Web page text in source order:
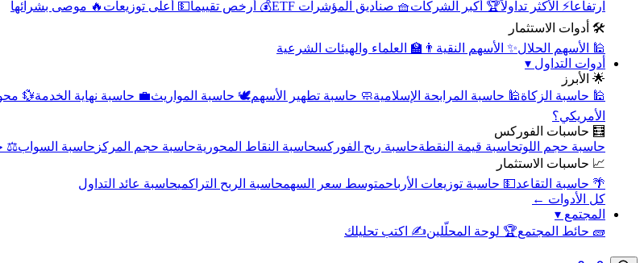
ارتفاعاً⚡ الأكثر تداولاً🏆 أكبر الشركات🧺 صناديق المؤشرات ETF 💰 أرخص تقييماً💵 أعلى توزيعات 🔥 موصى بشرائها
🛠️ أدوات الاستثمار
🕌 الأسهم الحلال✨ الأسهم النقية 👨‍🏫 العلماء والهيئات الشرعية
أدوات التداول ▾
🌟 الأبرز
🕌 حاسبة الزكاة🕌 حاسبة المرابحة الإسلامية🧼 حاسبة تطهير الأسهم🕊️ حاسبة المواريث💼 حاسبة نهاية الخدمة💱
الأمريكي؟
🧮 حاسبات الفوركس
حاسبة حجم اللوتحاسبة قيمة النقطةحاسبة ربح الفوركسحاسبة النقاط المحوريةحاسبة حجم المركز حاسبة السواب⚖️
📈 حاسبات الاستثمار
🌴 حاسبة التقاعد💵 حاسبة توزيعات الأرباحمتوسط سعر السهمحاسبة الربح التراكميحاسبة عائد التداول
كل الأدوات ←
المجتمع ▾
🧱 حائط المجتمع🏆 لوحة المحلّلين✍️ اكتب تحليلك